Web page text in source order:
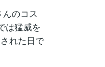
のコス
は猛威を
れた日で